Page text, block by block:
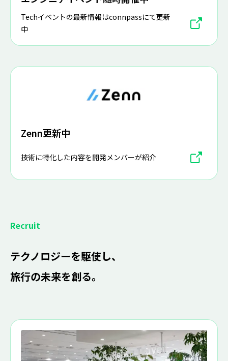
Techイベントの最新情報はconnpassにて更新
中
Zenn更新中
技術に特化した内容を開発メンバーが紹介
Recruit
テクノロジーを駆使し、
旅行の未来を創る。